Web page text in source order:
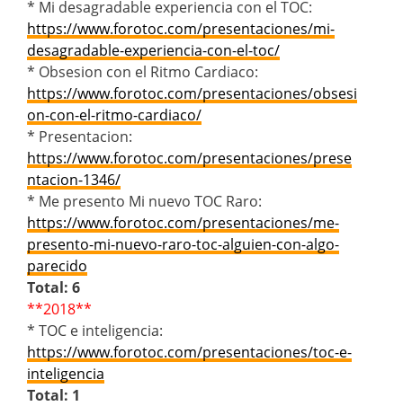
* Mi desagradable experiencia con el TOC:
https://www.forotoc.com/presentaciones/mi-
desagradable-experiencia-con-el-toc/
* Obsesion con el Ritmo Cardiaco:
https://www.forotoc.com/presentaciones/obsesi
on-con-el-ritmo-cardiaco/
* Presentacion:
https://www.forotoc.com/presentaciones/prese
ntacion-1346/
* Me presento Mi nuevo TOC Raro:
https://www.forotoc.com/presentaciones/me-
presento-mi-nuevo-raro-toc-alguien-con-algo-
parecido
Total: 6
**2018**
* TOC e inteligencia:
https://www.forotoc.com/presentaciones/toc-e-
inteligencia
Total: 1